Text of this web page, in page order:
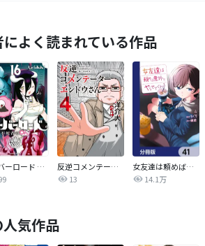
よく読まれている作品
オーバーロード 不死者のOh!
反逆コメンテーターエンドウさん
13
女友達は頼めば意外とヤらせてくれる【分冊版】
14.1万
気作品